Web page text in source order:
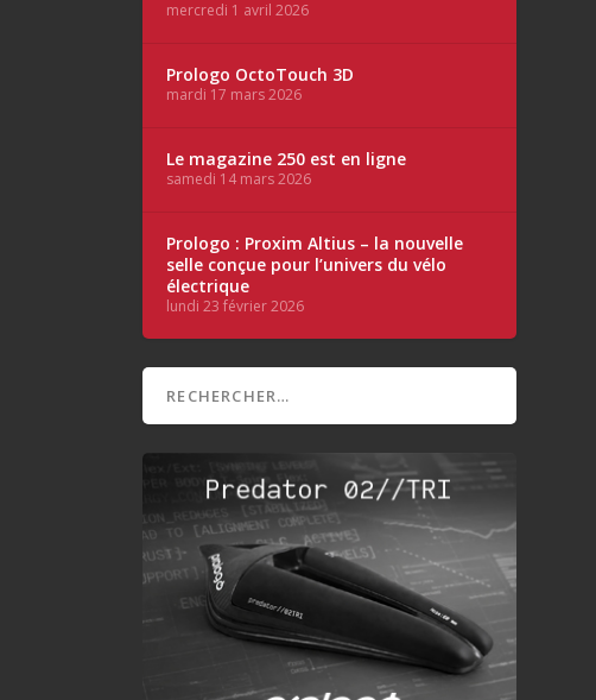
mercredi 1 avril 2026
Prologo OctoTouch 3D
mardi 17 mars 2026
Le magazine 250 est en ligne
samedi 14 mars 2026
Prologo : Proxim Altius – la nouvelle
selle conçue pour l’univers du vélo
électrique
lundi 23 février 2026